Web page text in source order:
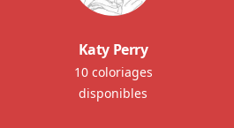
Katy Perry
10 coloriages
disponibles